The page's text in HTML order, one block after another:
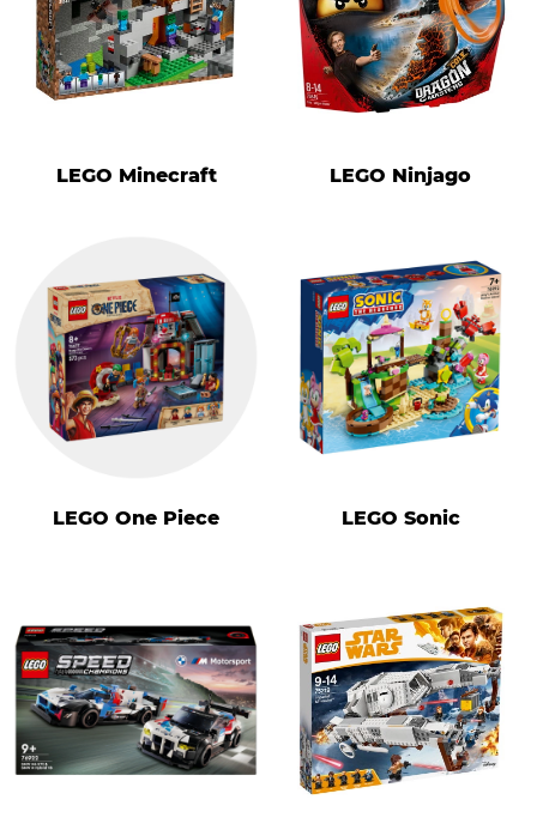
LEGO Minecraft LEGO Ninjago
LEGO One Piece LEGO Sonic